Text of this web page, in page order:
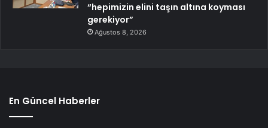
“hepimizin elini taşın altına koyması
gerekiyor”
Ağustos 8, 2026
En Güncel Haberler